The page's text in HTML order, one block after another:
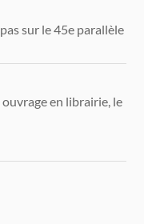
sur le 45e parallèle
en librairie, le